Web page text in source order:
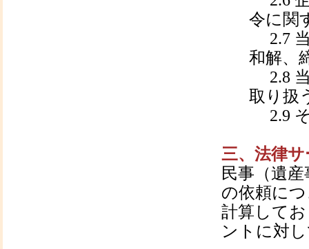
令に関
2.7 当
和解、
2.8 当
取り扱
2.9 そ
三、法律
民事（遺
の依頼に
計算して
ントに対